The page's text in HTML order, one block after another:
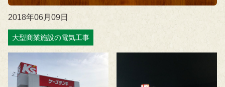
2018年06月09日
大型商業施設の電気工事